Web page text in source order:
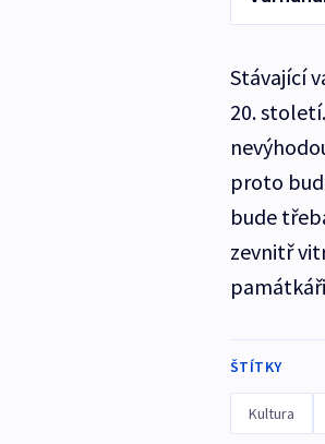
Stávající
20.
proto
bude
zevnitř
ŠTÍTKY
Kultura